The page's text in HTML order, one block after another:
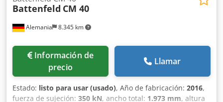
Alemania 8.345 km
Battenfeld CM 40
Información de
precio
Llamar
Estado: listo para usar (usado), Año de fabricación: 2016,
fuerza de sujeción: 350 kN, ancho total: 1.973 mm, altura